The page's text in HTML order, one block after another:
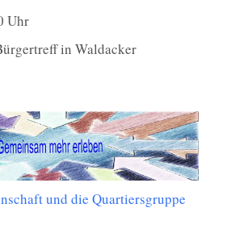
Uhr
in Waldacker
und die Quartiersgruppe